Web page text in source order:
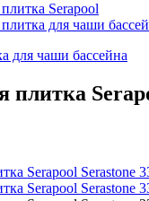
Serapool
для чаши
для чаши бассейна
плитка